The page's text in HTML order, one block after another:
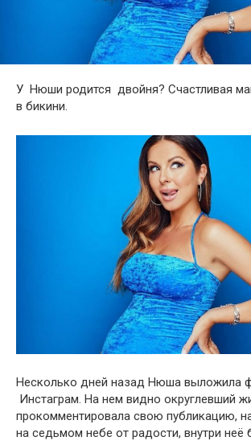
У Нюши родится двойня? Счастливая
в бикини.
Несколько дней назад Нюша выложила
Инстаграм. На нем видно округлевший
прокомментировала свою публикацию,
на седьмом небе от радости, внутри неё